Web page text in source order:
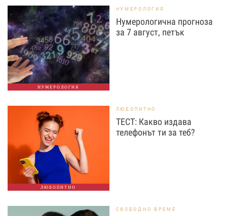
НУМЕРОЛОГИЯ
НУМЕРОЛОГИЯ
Нумерологична прогноза
за 7 август, петък
ЛЮБОПИТНО
ЛЮБОПИТНО
ТЕСТ: Какво издава
телефонът ти за теб?
СВОБОДНО ВРЕМЕ